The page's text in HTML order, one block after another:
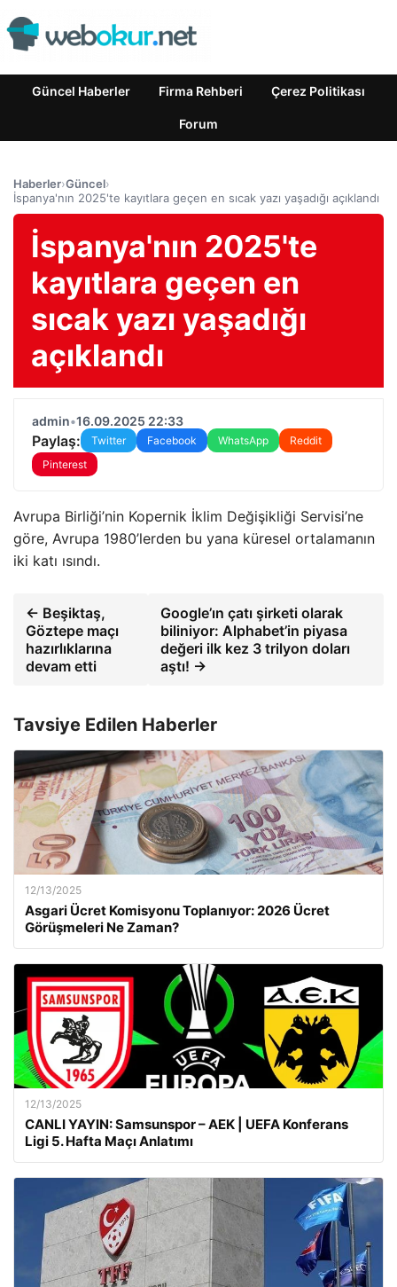
Güncel Haberler Firma Rehberi Çerez Politikası
Forum
Haberler›Güncel›
İspanya'nın 2025'te kayıtlara geçen en sıcak yazı yaşadığı açıklandı
İspanya'nın 2025'te
kayıtlara geçen en
sıcak yazı yaşadığı
açıklandı
admin•16.09.2025 22:33
Paylaş: Twitter Facebook WhatsApp
Reddit
Pinterest
Avrupa Birliği’nin Kopernik İklim Değişikliği Servisi’ne
göre, Avrupa 1980’lerden bu yana küresel ortalamanın
iki katı ısındı.
← Beşiktaş,
Göztepe maçı
hazırlıklarına
devam etti
Google’ın çatı şirketi olarak
biliniyor: Alphabet’in piyasa
değeri ilk kez 3 trilyon doları
aştı! →
Tavsiye Edilen Haberler
12/13/2025
Asgari Ücret Komisyonu Toplanıyor: 2026 Ücret
Görüşmeleri Ne Zaman?
12/13/2025
CANLI YAYIN: Samsunspor – AEK | UEFA Konferans
Ligi 5. Hafta Maçı Anlatımı